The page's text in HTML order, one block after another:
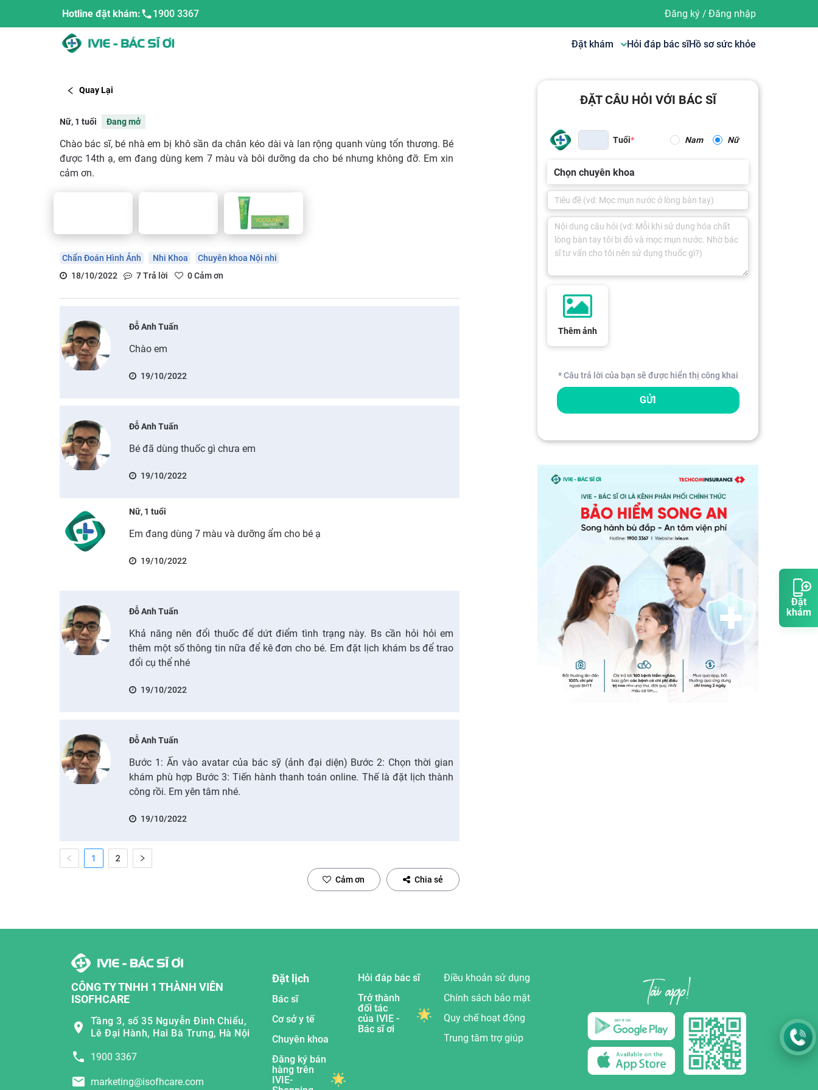
Đặt
khám
Hotline đặt khám: 1900 3367 Đăng ký/ Đăng nhập
Đặt khám Hỏi đáp bác sĩHồ sơ sức khỏe
Quay Lại
Nữ, 1 tuổi Đang mở
Chào bác sĩ, bé nhà em bị khô sần da chân kéo dài và lan rộng quanh vùng tổn thương. Bé
được 14th ạ, em đang dùng kem 7 màu và bôi dưỡng da cho bé nhưng không đỡ. Em xin
cảm ơn.
Chẩn Đoán Hình Ảnh Nhi Khoa
Chuyên khoa Nội nhi
18/10/2022
7Trả lời 0Cảm ơn
Đỗ Anh Tuấn
Chào em
19/10/2022
Đỗ Anh Tuấn
Bé đã dùng thuốc gì chưa em
19/10/2022
Nữ, 1 tuổi
Em đang dùng 7 màu và dưỡng ẩm cho bé ạ
19/10/2022
Đỗ Anh Tuấn
Khả năng nên đổi thuốc để dứt điểm tình trạng này. Bs cần hỏi hỏi em
thêm một số thông tin nữa để kê đơn cho bé. Em đặt lịch khám bs để trao
đổi cụ thể nhé
19/10/2022
Đỗ Anh Tuấn
Bước 1: Ấn vào avatar của bác sỹ (ảnh đại diện) Bước 2: Chọn thời gian
khám phù hợp Bước 3: Tiến hành thanh toán online. Thế là đặt lịch thành
công rồi. Em yên tâm nhé.
19/10/2022
1 2
Cảm ơn Chia sẻ
ĐẶT CÂU HỎI VỚI BÁC SĨ
Tuổi Nam Nữ
Chọn chuyên khoa
Thêm ảnh
* Câu trả lời của bạn sẽ được hiển thị công khai
GỬI
CÔNG TY TNHH 1 THÀNH VIÊN
ISOFHCARE
Tầng 3, số 35 Nguyễn Đình Chiểu,
Lê Đại Hành, Hai Bà Trưng, Hà Nội
1900 3367
marketing@isofhcare.com
Đặt lịch
Bác sĩ
Cơ sở y tế
Chuyên khoa
Đăng ký bán
hàng trên
IVIE-
Hỏi đáp bác sĩ
Trở thành
đối tác
của IVIE -
Bác sĩ ơi
Điều khoản sử dụng
Chính sách bảo mật
Quy chế hoạt động
Trung tâm trợ giúp